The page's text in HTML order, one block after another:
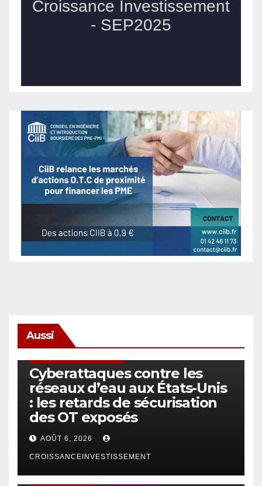
Aussi
Cyberattaques contre les
réseaux d’eau aux États-Unis
: les retards de sécurisation
des OT exposés
AOÛT 6, 2026
CROISSANCEINVESTISSEMENT